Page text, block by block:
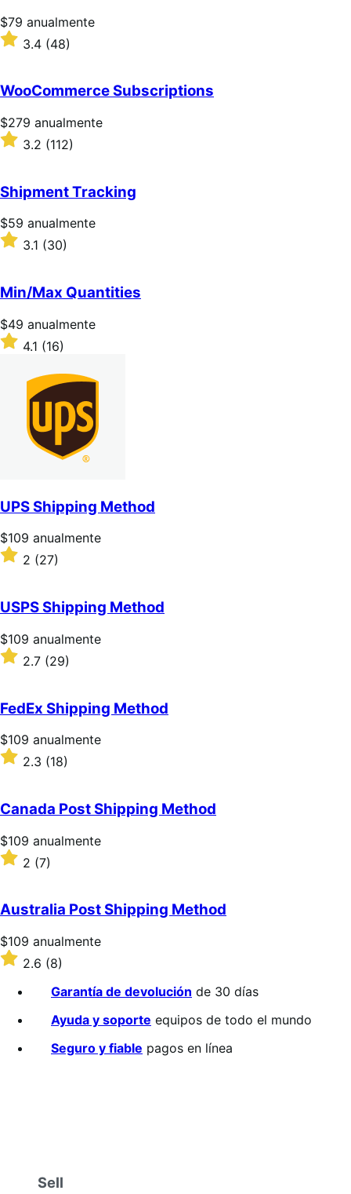
Precio:
$79/anualmente
$79 anualmente
Valoración:
3.4
5
estrellas
3.4 (48)
WooCommerce Subscriptions
Precio:
$279/anualmente
$279 anualmente
Valoración:
5
estrellas
3.2 (112)
Shipment Tracking
Precio:
$59/anualmente
$59 anualmente
Valoración:
5
estrellas
3.1 (30)
Min/Max Quantities
Precio:
$49/anualmente
$49 anualmente
Valoración:
4.1
estrellas
4.1 (16)
UPS Shipping Method
Precio:
$109/anualmente
$109 anualmente
Valoración:
5
estrellas
2 (27)
USPS Shipping Method
Precio:
$109/anualmente
$109 anualmente
Valoración:
2.7
5
estrellas
2.7 (29)
FedEx Shipping Method
Precio:
$109/anualmente
$109 anualmente
Valoración:
5
estrellas
2.3 (18)
Canada Post Shipping Method
Precio:
$109/anualmente
$109 anualmente
Valoración:
2
5
estrellas
2 (7)
Australia Post Shipping Method
Precio:
$109/anualmente
$109 anualmente
Valoración:
sobre
estrellas
2.6 (8)
Garantía de devolución de 30 días
Ayuda y soporte equipos de todo el mundo
Seguro y fiable pagos en línea
Sell